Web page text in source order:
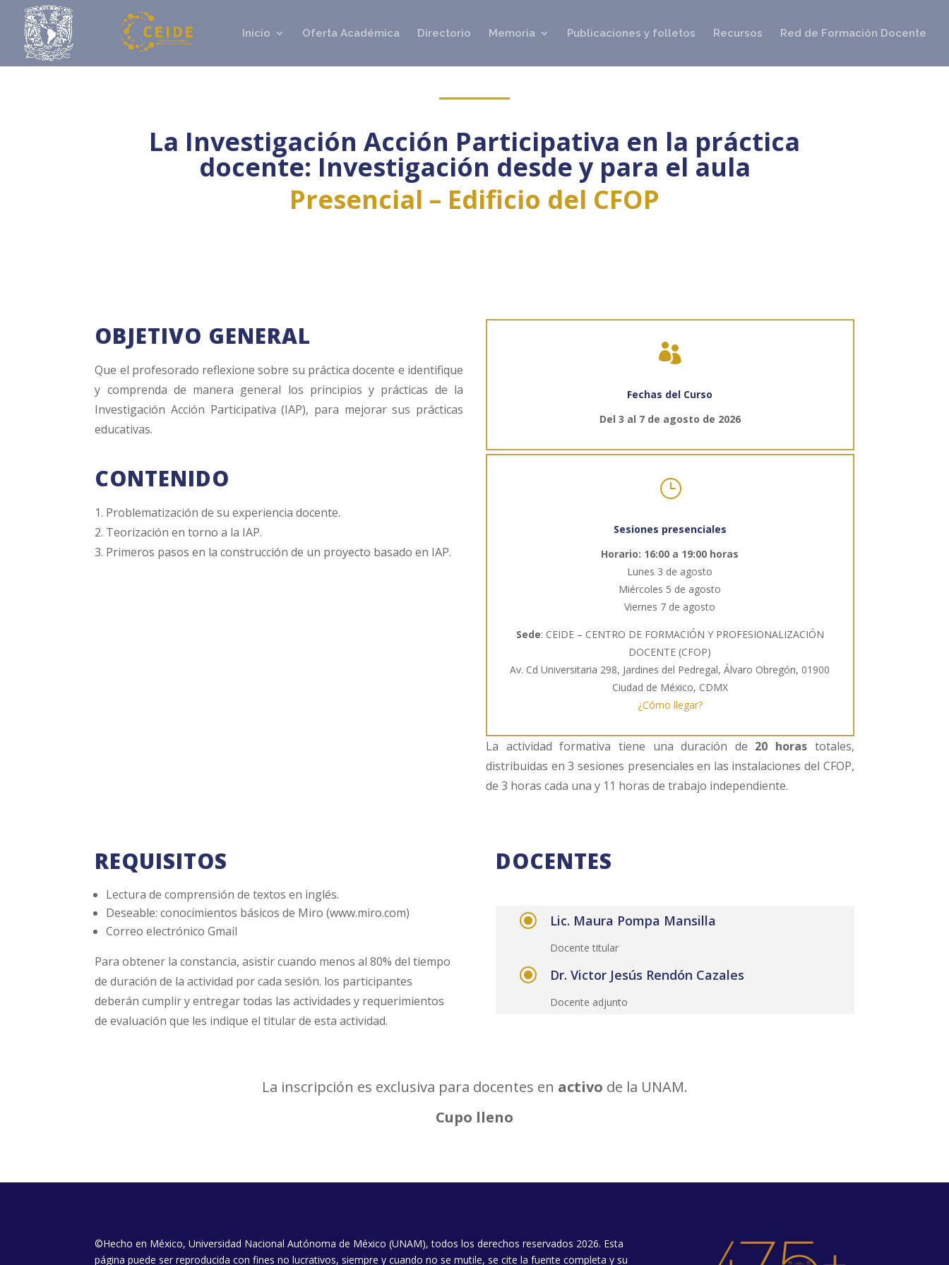
Inicio Oferta Académica Directorio Memoria Publicaciones y folletos Recursos Red de Formación Docente
La Investigación Acción Participativa en la práctica
docente: Investigación desde y para el aula
Presencial – Edificio del CFOP
OBJETIVO GENERAL
Que el profesorado reflexione sobre su práctica docente e identifique
y comprenda de manera general los principios y prácticas de la
Investigación Acción Participativa (IAP), para mejorar sus prácticas
educativas.
CONTENIDO
1. Problematización de su experiencia docente.
2. Teorización en torno a la IAP.
3. Primeros pasos en la construcción de un proyecto basado en IAP.

Fechas del Curso
Del 3 al 7 de agosto de 2026
}
Sesiones presenciales
Horario: 16:00 a 19:00 horas
Lunes 3 de agosto
Miércoles 5 de agosto
Viernes 7 de agosto
Sede: CEIDE – CENTRO DE FORMACIÓN Y PROFESIONALIZACIÓN
DOCENTE (CFOP)
Av. Cd Universitaria 298, Jardines del Pedregal, Álvaro Obregón, 01900
Ciudad de México, CDMX
¿Cómo llegar?
La actividad formativa tiene una duración de 20 horastotales,
distribuidas en 3 sesiones presenciales en las instalaciones del CFOP,
de 3 horas cada una y 11 horas de trabajo independiente.
REQUISITOS
Lectura de comprensión de textos en inglés.
Deseable: conocimientos básicos de Miro (www.miro.com)
Correo electrónico Gmail
Para obtener la constancia, asistir cuando menos al 80% del tiempo
de duración de la actividad por cada sesión. los participantes
deberán cumplir y entregar todas las actividades y requerimientos
de evaluación que les indique el titular de esta actividad.
DOCENTES
\ Lic. Maura Pompa Mansilla
Docente titular
\ Dr. Victor Jesús Rendón Cazales
Docente adjunto
La inscripción es exclusiva para docentes en activo de la UNAM.
Cupo lleno
©Hecho en México, Universidad Nacional Autónoma de México (UNAM), todos los derechos reservados 2026. Esta
página puede ser reproducida con fines no lucrativos, siempre y cuando no se mutile, se cite la fuente completa y su